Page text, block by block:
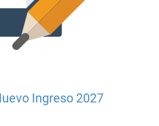
Ingreso 2027